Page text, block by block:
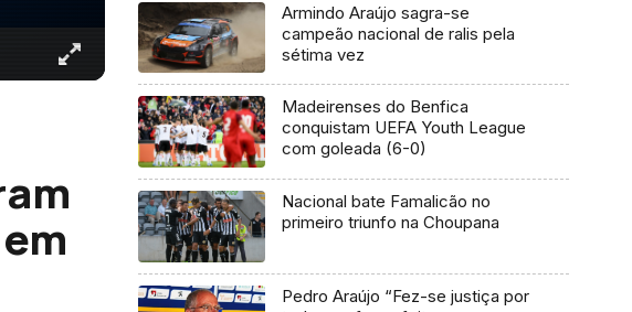
Armindo Araújo sagra-se
campeão nacional de ralis pela
sétima vez
Madeirenses do Benfica
conquistam UEFA Youth League
com goleada (6-0)
Nacional bate Famalicão no
primeiro triunfo na Choupana
Pedro Araújo “Fez-se justiça por